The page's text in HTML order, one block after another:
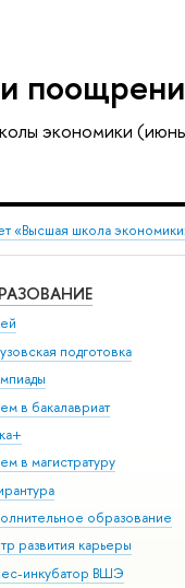
экономики
«Высшая школа
подготовка
в бакалавриат
в магистратуру
образование
развития карьеры
инкубатор ВШЭ